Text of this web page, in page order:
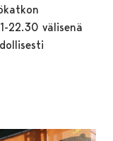
22.30 välisenä